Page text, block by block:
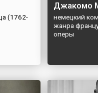
(1762-
Джакомо
немецкий
жанра
оперы